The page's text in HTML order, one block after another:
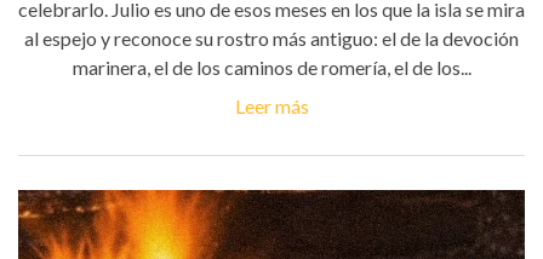
celebrarlo. Julio es uno de esos meses en los que la isla se mira
al espejo y reconoce su rostro más antiguo: el de la devoción
marinera, el de los caminos de romería, el de los...
Leer más